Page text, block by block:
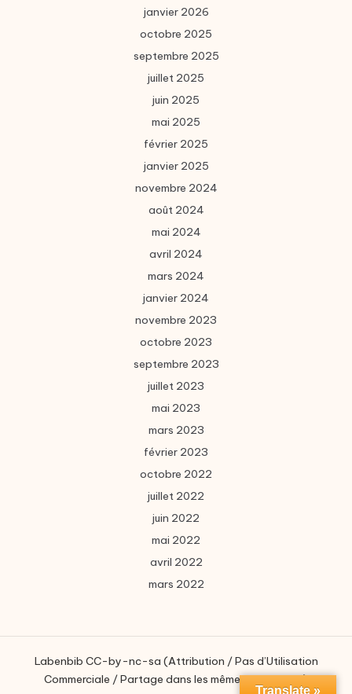
janvier 2026
octobre 2025
septembre 2025
juillet 2025
juin 2025
mai 2025
février 2025
janvier 2025
novembre 2024
août 2024
mai 2024
avril 2024
mars 2024
janvier 2024
novembre 2023
octobre 2023
septembre 2023
juillet 2023
mai 2023
mars 2023
février 2023
octobre 2022
juillet 2022
juin 2022
mai 2022
avril 2022
mars 2022
Labenbib CC-by-nc-sa (Attribution / Pas d’Utilisation
Commerciale / Partage dans les mêmes conditions)
Translate »